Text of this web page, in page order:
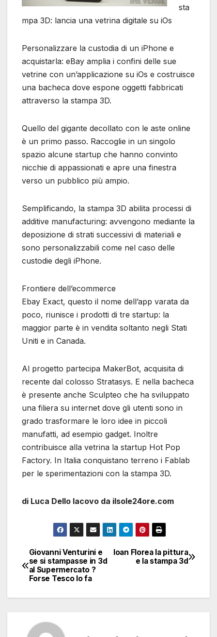
sta
mpa 3D: lancia una vetrina digitale su iOs
Personalizzare la custodia di un iPhone e
acquistarla: eBay amplia i confini delle sue
vetrine con un’applicazione su iOs e costruisce
una bacheca dove espone oggetti fabbricati
attraverso la stampa 3D.
Quello del gigante decollato con le aste online
è un primo passo. Raccoglie in un singolo
spazio alcune startup che hanno convinto
nicchie di appassionati e apre una finestra
verso un pubblico più ampio.
Semplificando, la stampa 3D abilita processi di
additive manufacturing: avvengono mediante la
deposizione di strati successivi di materiali e
sono personalizzabili come nel caso delle
custodie degli iPhone.
Frontiere dell’ecommerce
Ebay Exact, questo il nome dell’app varata da
poco, riunisce i prodotti di tre startup: la
maggior parte è in vendita soltanto negli Stati
Uniti e in Canada.
Al progetto partecipa MakerBot, acquisita di
recente dal colosso Stratasys. E nella bacheca
è presente anche Sculpteo che ha sviluppato
una filiera su internet dove gli utenti sono in
grado trasformare le loro idee in piccoli
manufatti, ad esempio gadget. Inoltre
contribuisce alla vetrina la startup Hot Pop
Factory. In Italia conquistano terreno i Fablab
per le sperimentazioni con la stampa 3D.
di Luca Dello Iacovo da ilsole24ore.com
Navigazione
articoli
Ioan Florea la pittura
e la stampa 3d
Giovanni Venturini e
se si stampasse in 3d
al Supermercato ?
Forse Tesco lo fa